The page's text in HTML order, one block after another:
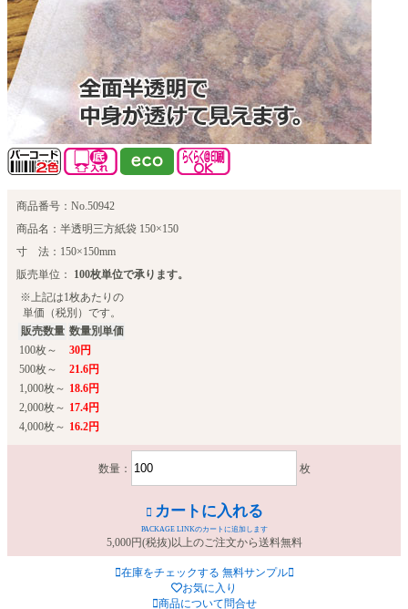
商品番号：No.50942
商品名：半透明三方紙袋 150×150
寸 法：150×150mm
販売単位：
100枚単位で承ります。
※上記は1枚あたりの
単価（税別）です。
販売数量 数量別単価
100枚～
30円
500枚～
21.6円
1,000枚～ 18.6円
2,000枚～ 17.4円
4,000枚～ 16.2円
数量： 枚
カートに入れる
PACKAGE LINKのカートに追加します
5,000円(税抜)以上のご注文から送料無料
在庫をチェックする 無料サンプル
お気に入り
商品について問合せ